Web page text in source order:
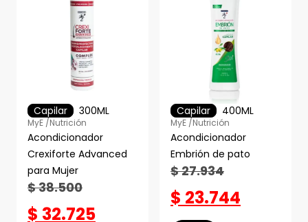
Capilar 300ML
MyE /Nutrición
Acondicionador
Crexiforte Advanced
para Mujer
$38.500
$ 32.725
Capilar 400ML
MyE /Nutrición
Acondicionador
Embrión de pato
$27.934
$ 23.744